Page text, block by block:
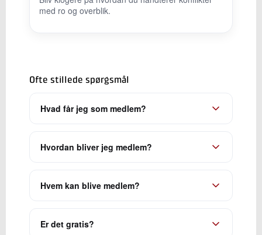
med ro og overblik.
Ofte stillede spørgsmål
Hvad får jeg som medlem?
Hvordan bliver jeg medlem?
Hvem kan blive medlem?
Er det gratis?